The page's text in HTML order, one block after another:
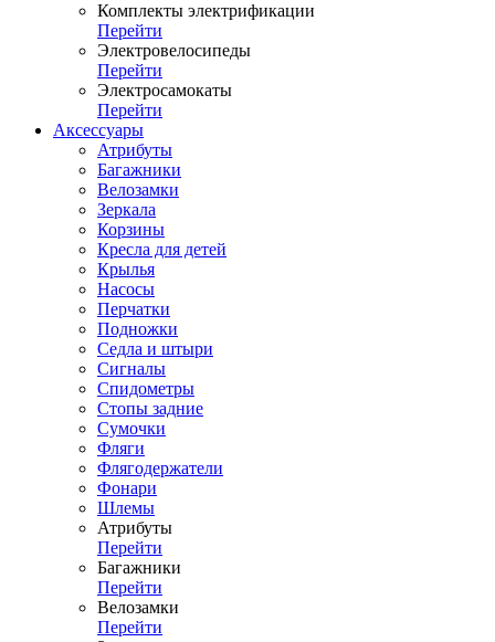
Комплекты электрификации
Перейти
Электровелосипеды
Перейти
Электросамокаты
Перейти
Аксессуары
Атрибуты
Багажники
Велозамки
Зеркала
Корзины
Кресла для детей
Крылья
Насосы
Перчатки
Подножки
Седла и штыри
Сигналы
Спидометры
Стопы задние
Сумочки
Фляги
Флягодержатели
Фонари
Шлемы
Атрибуты
Перейти
Багажники
Перейти
Велозамки
Перейти